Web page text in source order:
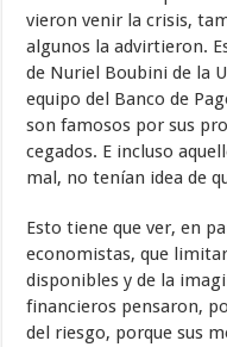
vieron venir la crisis,
algunos la advirtieron.
de Nuriel Boubini de la
equipo del Banco de
son famosos por sus
cegados. E incluso
mal, no tenían idea de
Esto tiene que ver, en
economistas, que
disponibles y de la
financieros pensaron,
del riesgo, porque sus